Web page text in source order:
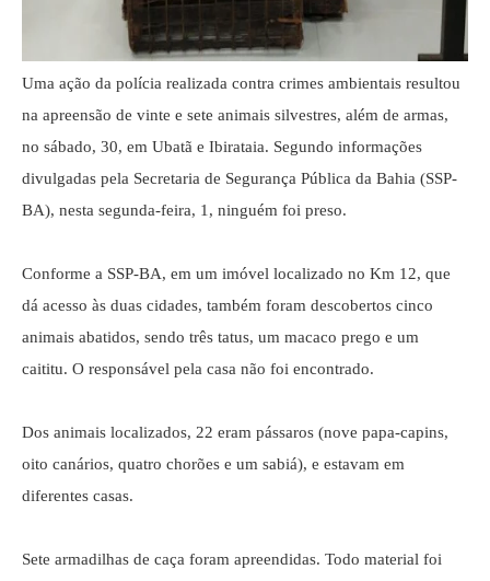
Uma ação da polícia realizada contra crimes ambientais resultou
na apreensão de vinte e sete animais silvestres, além de armas,
no sábado, 30, em Ubatã e Ibirataia. Segundo informações
divulgadas pela Secretaria de Segurança Pública da Bahia (SSP-
BA), nesta segunda-feira, 1, ninguém foi preso.
Conforme a SSP-BA, em um imóvel localizado no Km 12, que
dá acesso às duas cidades, também foram descobertos cinco
animais abatidos, sendo três tatus, um macaco prego e um
caititu. O responsável pela casa não foi encontrado.
Dos animais localizados, 22 eram pássaros (nove papa-capins,
oito canários, quatro chorões e um sabiá), e estavam em
diferentes casas.
Sete armadilhas de caça foram apreendidas. Todo material foi